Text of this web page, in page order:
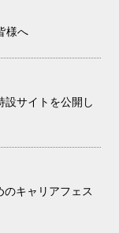
様へ
設サイトを公開し
のキャリアフェス